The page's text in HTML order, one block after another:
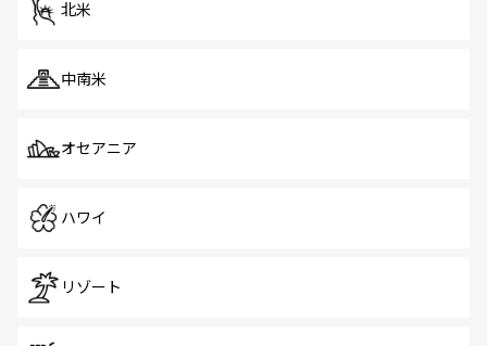
北米
中南米
オセアニア
ハワイ
リゾート